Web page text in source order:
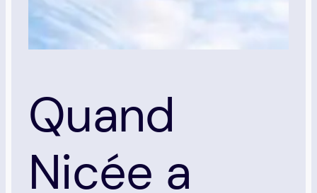
Quand
Nicée a